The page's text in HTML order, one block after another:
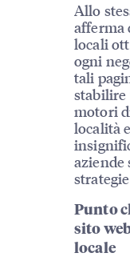
Allo
afferma
locali
ogni
tali
stabilire
motori
località
aziende
Punto
sito
locale